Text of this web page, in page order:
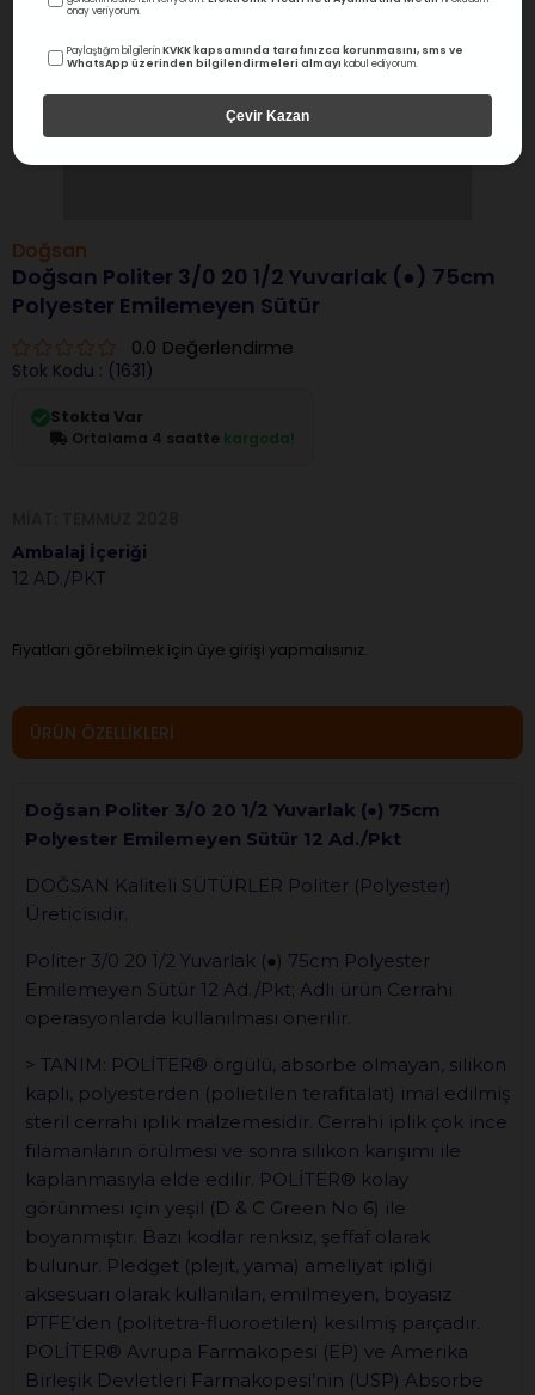
Doğsan
Doğsan Politer 3/0 20 1/2 Yuvarlak (●) 75cm
Polyester Emilemeyen Sütür
0.0 Değerlendirme
Stok Kodu (1631)
Stokta Var
Ortalama 4 saatte kargoda!
Ambalaj İçeriği
12 AD./PKT
Fiyatları görebilmek için üye girişi yapmalısınız.
ÜRÜN ÖZELLIKLERI
Doğsan Politer 3/0 20 1/2 Yuvarlak (●) 75cm
Polyester Emilemeyen Sütür 12 Ad./Pkt
DOĞSAN Kaliteli SÜTÜRLER Politer (Polyester)
Üreticisidir.
Politer 3/0 20 1/2 Yuvarlak (●) 75cm Polyester
Emilemeyen Sütür 12 Ad./Pkt; Adlı ürün Cerrahi
operasyonlarda kullanılması önerilir.
> TANIM: POLİTER® örgülü, absorbe olmayan, silikon
kaplı, polyesterden (polietilen terafitalat) imal edilmiş
steril cerrahi iplik malzemesidir. Cerrahi iplik çok ince
filamanların örülmesi ve sonra silikon karışımı ile
kaplanmasıyla elde edilir. POLİTER® kolay
görünmesi için yeşil (D & C Green No 6) ile
boyanmıştır. Bazı kodlar renksiz, şeffaf olarak
bulunur. Pledget (plejit, yama) ameliyat ipliği
aksesuarı olarak kullanılan, emilmeyen, boyasız
PTFE’den (politetra-fluoroetilen) kesilmiş parçadır.
POLİTER® Avrupa Farmakopesi (EP) ve Amerika
Birleşik Devletleri Farmakopesi’nin (USP) Absorbe
onay veriyorum.
Paylaştığım bilgilerinKVKK kapsamında tarafınızca korunmasını, sms ve
WhatsApp üzerinden bilgilendirmeleri almayı kabul ediyorum.
Çevir Kazan